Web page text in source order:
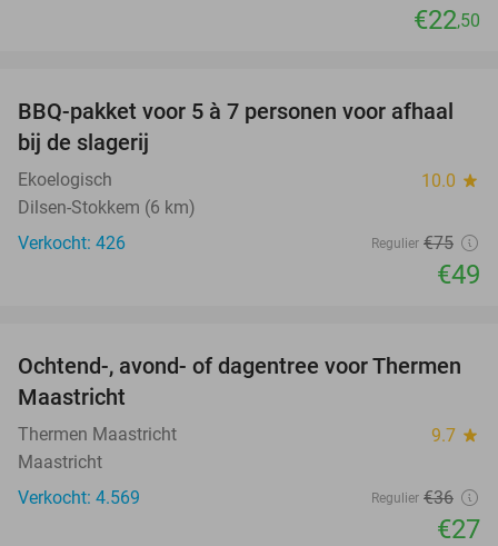
€22,50
35%
BBQ-pakket voor 5 à 7 personen voor afhaal
bij de slagerij
Ekoelogisch 10.0 star
Dilsen-Stokkem (6 km)
Verkocht: 426
Regulier €75
€49
25%
Ochtend-, avond- of dagentree voor Thermen
Maastricht
Thermen Maastricht 9.7 star
Maastricht
Verkocht: 4.569
Regulier €36
€27